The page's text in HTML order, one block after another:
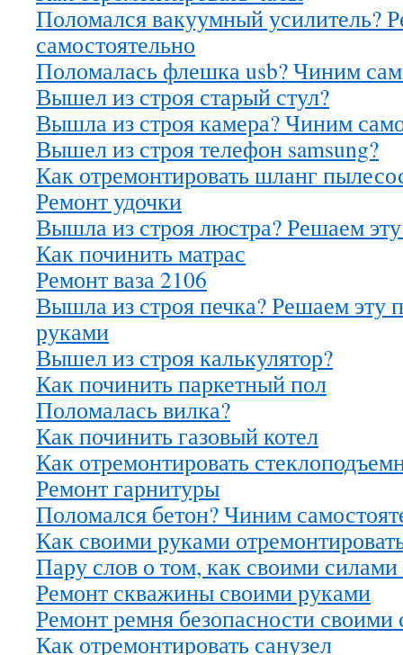
Поломался вакуумный усилитель?
самостоятельно
Поломалась флешка usb? Чиним
Вышел из строя старый стул?
Вышла из строя камера? Чиним
Вышел из строя телефон samsung?
Как отремонтировать шланг
Ремонт удочки
Вышла из строя люстра? Решаем
Как починить матрас
Ремонт ваза 2106
Вышла из строя печка? Решаем эту
руками
Вышел из строя калькулятор?
Как починить паркетный пол
Поломалась вилка?
Как починить газовый котел
Как отремонтировать
Ремонт гарнитуры
Поломался бетон? Чиним
Как своими руками
Пару слов о том, как своими
Ремонт скважины своими руками
Ремонт ремня безопасности своими
Как отремонтировать санузел